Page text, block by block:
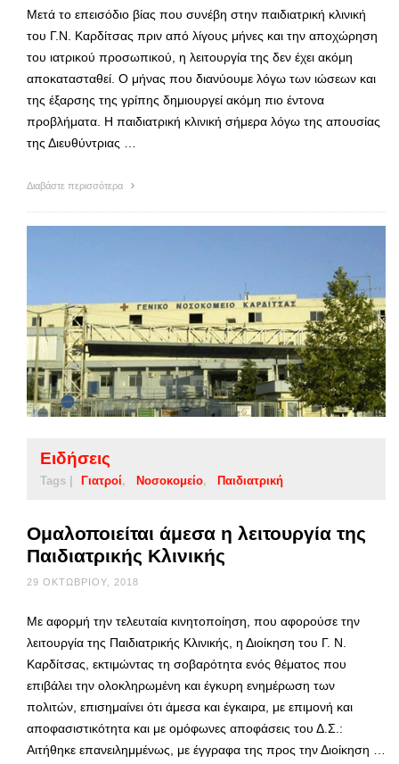
Μετά το επεισόδιο βίας που συνέβη στην παιδιατρική κλινική
του Γ.Ν. Καρδίτσας πριν από λίγους μήνες και την αποχώρηση
του ιατρικού προσωπικού, η λειτουργία της δεν έχει ακόμη
αποκατασταθεί. Ο μήνας που διανύουμε λόγω των ιώσεων και
της έξαρσης της γρίπης δημιουργεί ακόμη πιο έντονα
προβλήματα. Η παιδιατρική κλινική σήμερα λόγω της απουσίας
της Διευθύντριας …
Διαβάστε περισσότερα
Ειδήσεις
Tags | Γιατροί Νοσοκομείο Παιδιατρική
Ομαλοποιείται άμεσα η λειτουργία της
Παιδιατρικής Κλινικής
29 ΟΚΤΩΒΡΊΟΥ, 2018
Με αφορμή την τελευταία κινητοποίηση, που αφορούσε την
λειτουργία της Παιδιατρικής Κλινικής, η Διοίκηση του Γ. Ν.
Καρδίτσας, εκτιμώντας τη σοβαρότητα ενός θέματος που
επιβάλει την ολοκληρωμένη και έγκυρη ενημέρωση των
πολιτών, επισημαίνει ότι άμεσα και έγκαιρα, με επιμονή και
αποφασιστικότητα και με ομόφωνες αποφάσεις του Δ.Σ.:
Αιτήθηκε επανειλημμένως, με έγγραφα της προς την Διοίκηση …